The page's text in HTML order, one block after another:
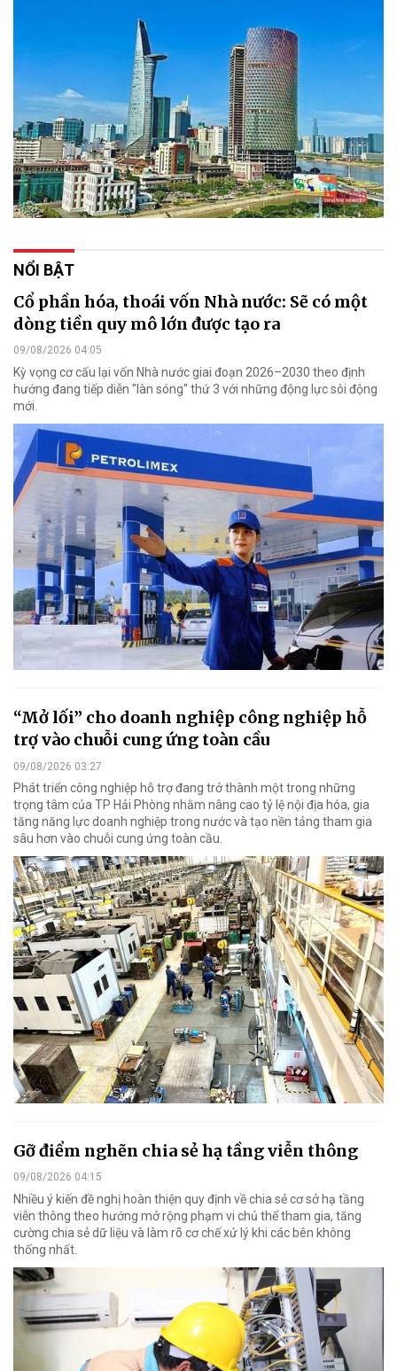
NỔI BẬT
Cổ phần hóa, thoái vốn Nhà nước: Sẽ có một
dòng tiền quy mô lớn được tạo ra
09/08/2026 04:05
Kỳ vọng cơ cấu lại vốn Nhà nước giai đoạn 2026–2030 theo định
hướng đang tiếp diễn "làn sóng" thứ 3 với những động lực sôi động
mới.
“Mở lối” cho doanh nghiệp công nghiệp hỗ
trợ vào chuỗi cung ứng toàn cầu
09/08/2026 03:27
Phát triển công nghiệp hỗ trợ đang trở thành một trong những
trọng tâm của TP Hải Phòng nhằm nâng cao tỷ lệ nội địa hóa, gia
tăng năng lực doanh nghiệp trong nước và tạo nền tảng tham gia
sâu hơn vào chuỗi cung ứng toàn cầu.
Gỡ điểm nghẽn chia sẻ hạ tầng viễn thông
09/08/2026 04:15
Nhiều ý kiến đề nghị hoàn thiện quy định về chia sẻ cơ sở hạ tầng
viễn thông theo hướng mở rộng phạm vi chủ thể tham gia, tăng
cường chia sẻ dữ liệu và làm rõ cơ chế xử lý khi các bên không
thống nhất.